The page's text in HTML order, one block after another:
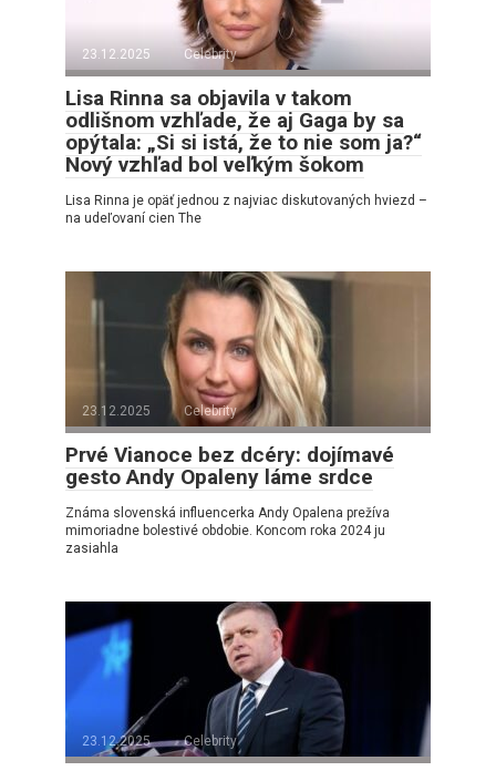
23.12.2025 Celebrity
Lisa Rinna sa objavila v takom
odlišnom vzhľade, že aj Gaga by sa
opýtala: „Si si istá, že to nie som ja?“
Nový vzhľad bol veľkým šokom
Lisa Rinna je opäť jednou z najviac diskutovaných hviezd –
na udeľovaní cien The
23.12.2025 Celebrity
Prvé Vianoce bez dcéry: dojímavé
gesto Andy Opaleny láme srdce
Známa slovenská influencerka Andy Opalena prežíva
mimoriadne bolestivé obdobie. Koncom roka 2024 ju
zasiahla
23.12.2025 Celebrity